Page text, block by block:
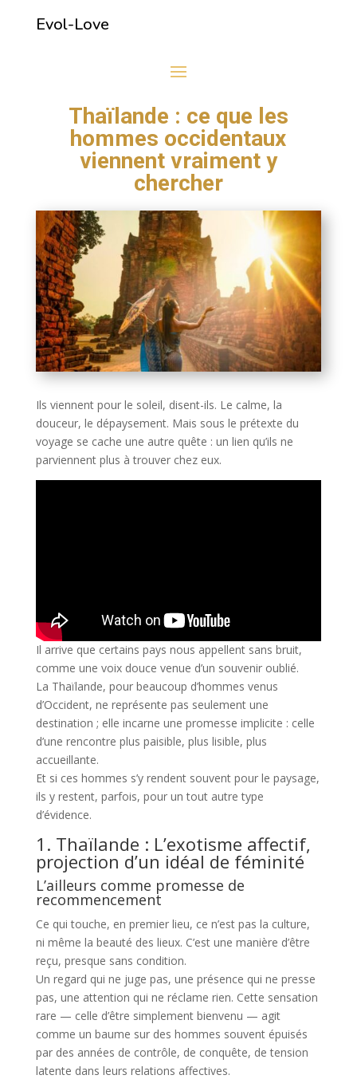
Evol-Love
Thaïlande : ce que les
hommes occidentaux
viennent vraiment y
chercher
Ils viennent pour le soleil, disent-ils. Le calme, la
douceur, le dépaysement. Mais sous le prétexte du
voyage se cache une autre quête : un lien qu’ils ne
parviennent plus à trouver chez eux.
Il arrive que certains pays nous appellent sans bruit,
comme une voix douce venue d’un souvenir oublié.
La Thaïlande, pour beaucoup d’hommes venus
d’Occident, ne représente pas seulement une
destination ; elle incarne une promesse implicite : celle
d’une rencontre plus paisible, plus lisible, plus
accueillante.
Et si ces hommes s’y rendent souvent pour le paysage,
ils y restent, parfois, pour un tout autre type
d’évidence.
1. Thaïlande : L’exotisme affectif,
projection d’un idéal de féminité
L’ailleurs comme promesse de
recommencement
Ce qui touche, en premier lieu, ce n’est pas la culture,
ni même la beauté des lieux. C’est une manière d’être
reçu, presque sans condition.
Un regard qui ne juge pas, une présence qui ne presse
pas, une attention qui ne réclame rien. Cette sensation
rare — celle d’être simplement bienvenu — agit
comme un baume sur des hommes souvent épuisés
par des années de contrôle, de conquête, de tension
latente dans leurs relations affectives.